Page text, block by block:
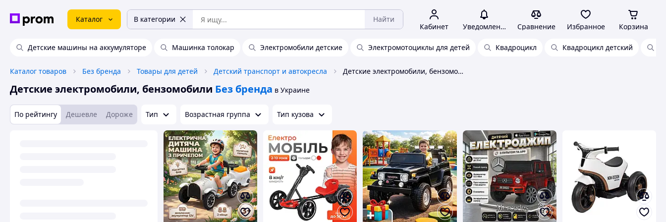
Каталог В категории Найти
Кабинет Уведомления Сравнение Избранное Корзина
Детские машины на аккумуляторе Машинка толокар Электромобили детские Электромотоциклы для детей Квадроцикл Квадроцикл детский
Каталог товаров Без бренда Товары для детей Детский транспорт и автокресла Детские электромобили, бензомобили Без бренда
Детские электромобили, бензомобили Без бренда в Украине
По рейтингу Дешевле Дороже Тип Возрастная группа Тип кузова